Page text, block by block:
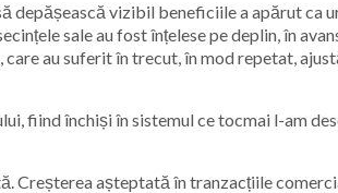
depășească vizibil beneficiile a apărut ca
sale au fost înțelese pe deplin, în
au suferit în trecut, în mod repetat,
fiind închiși în sistemul ce tocmai l-am
Creșterea așteptată în tranzacțiile